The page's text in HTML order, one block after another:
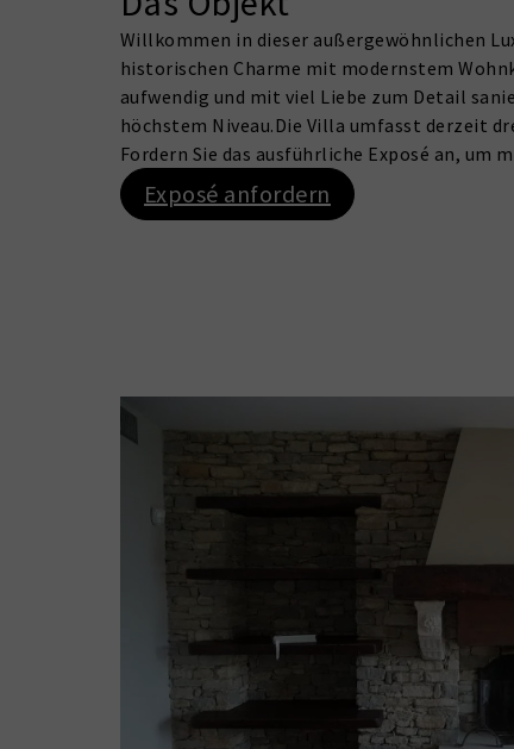
Willkommen in dieser außergewöhnlichen
historischen Charme mit modernstem
aufwendig und mit viel Liebe zum Detail
höchstem Niveau.Die Villa umfasst derzeit
Fordern Sie das ausführliche Exposé an,
Exposé anfordern